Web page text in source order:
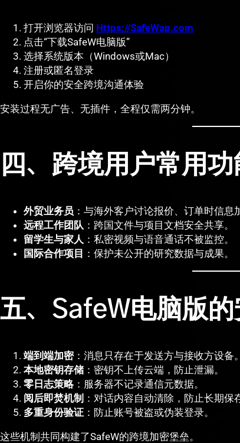
打开浏览器访问 Https://SafeWap.com
点击“下载SafeW电脑版”
选择系统版本（Windows或Mac）
注册或匿名登录
开启你的安全跨境沟通体验
安装过程无广告、无插件，全程仅需两分钟。
四、跨境用户常用
外贸业务员 ：与海外客户讨论报价、订单时信息
远程工作团队 ：跨国文件与项目文档安全共享。
留学生与家人 ：私密视频与语音通话不被监控。
国际合作项目 ：保护未公开的研究数据与成果。
五、SafeW电脑版
端到端加密：消息只存在于发送方与接收方设备。
本地密钥存储 ：密钥不上传云端，防止泄漏。
零日志策略：服务器不记录通信元数据。
阅后即焚机制 ：对话内容自动清除，防止长期保
多重身份验证 ：防止账号被盗或伪装登录。
这些机制共同构建了SafeW的跨境加密堡垒。